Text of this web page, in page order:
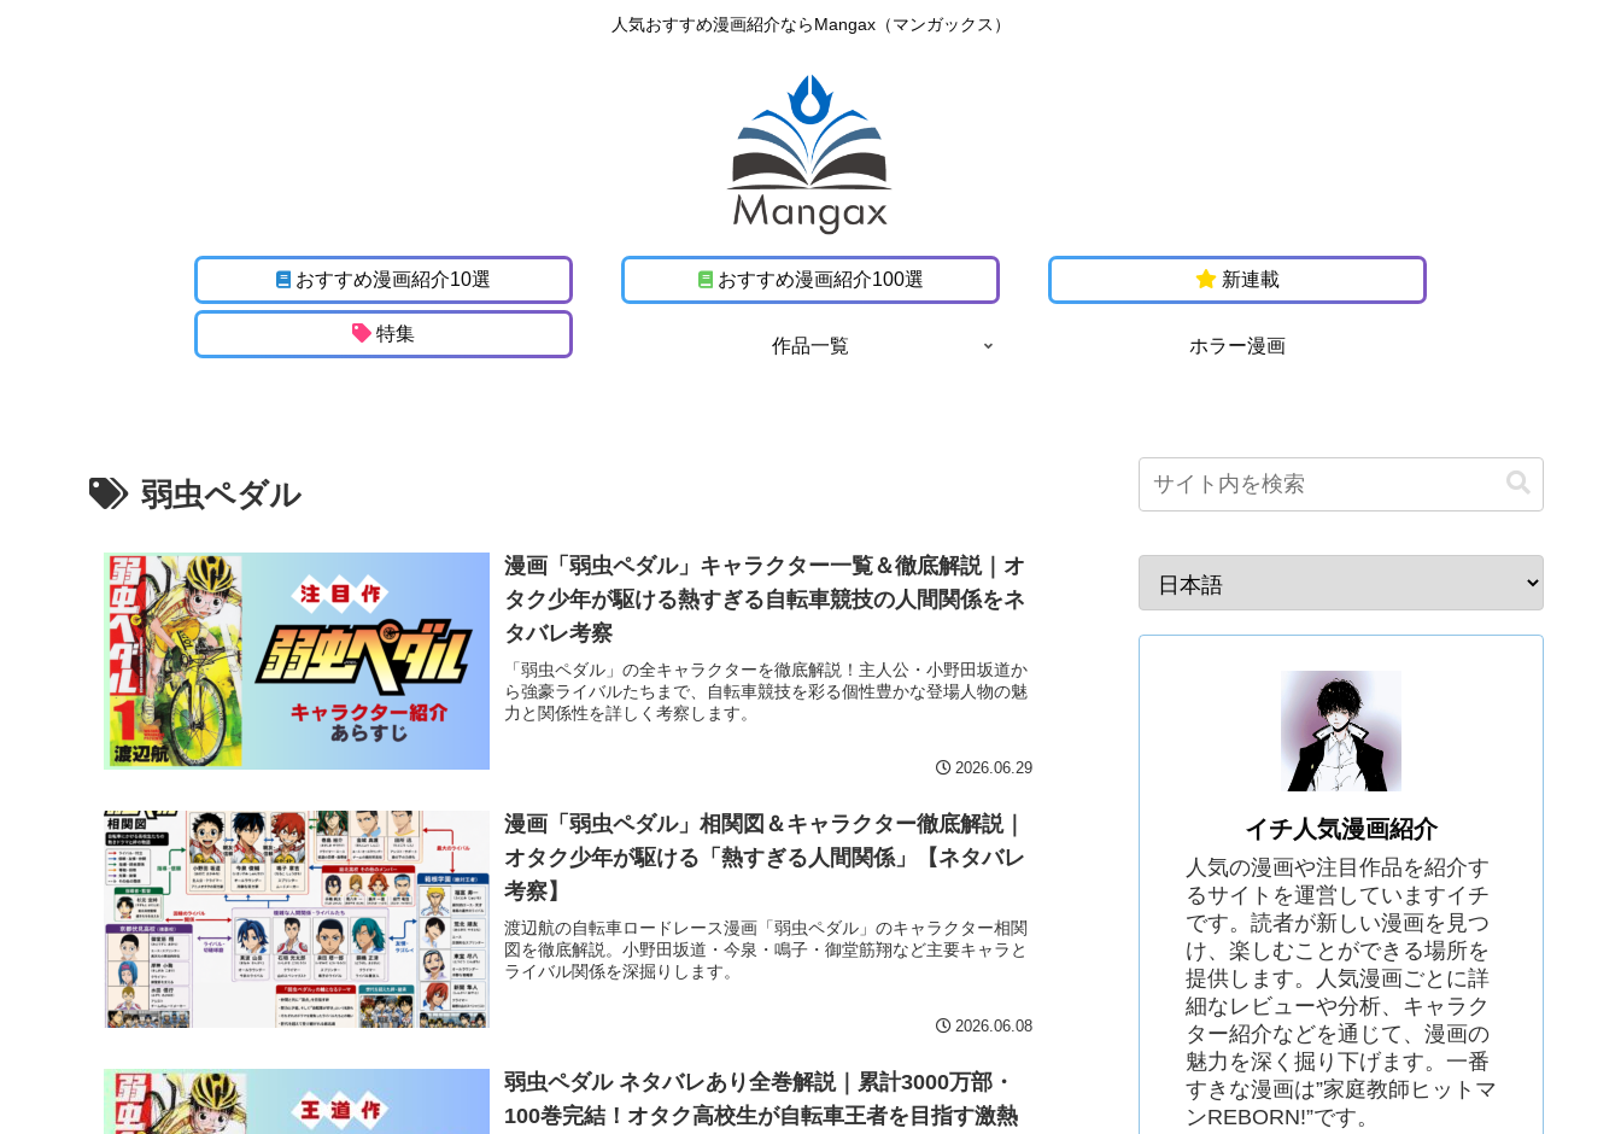
人気おすすめ漫画紹介ならMangax（マンガックス）
おすすめ漫画紹介10選 おすすめ漫画紹介100選 新連載
特集
作品一覧 ホラー漫画
弱虫ペダル
漫画「弱虫ペダル」キャラクター一覧＆徹底解説｜オ
タク少年が駆ける熱すぎる自転車競技の人間関係をネ
タバレ考察
「弱虫ペダル」の全キャラクターを徹底解説！主人公・小野田坂道か
ら強豪ライバルたちまで、自転車競技を彩る個性豊かな登場人物の魅
力と関係性を詳しく考察します。
2026.06.29
漫画「弱虫ペダル」相関図＆キャラクター徹底解説｜
オタク少年が駆ける「熱すぎる人間関係」【ネタバレ
考察】
渡辺航の自転車ロードレース漫画「弱虫ペダル」のキャラクター相関
図を徹底解説。小野田坂道・今泉・鳴子・御堂筋翔など主要キャラと
ライバル関係を深掘りします。
2026.06.08
弱虫ペダル ネタバレあり全巻解説｜累計3000万部・
100巻完結！オタク高校生が自転車王者を目指す激熱
イチ人気漫画紹介
人気の漫画や注目作品を紹介す
るサイトを運営していますイチ
です。読者が新しい漫画を見つ
け、楽しむことができる場所を
提供します。人気漫画ごとに詳
細なレビューや分析、キャラク
ター紹介などを通じて、漫画の
魅力を深く掘り下げます。一番
すきな漫画は”家庭教師ヒットマ
ンREBORN!”です。